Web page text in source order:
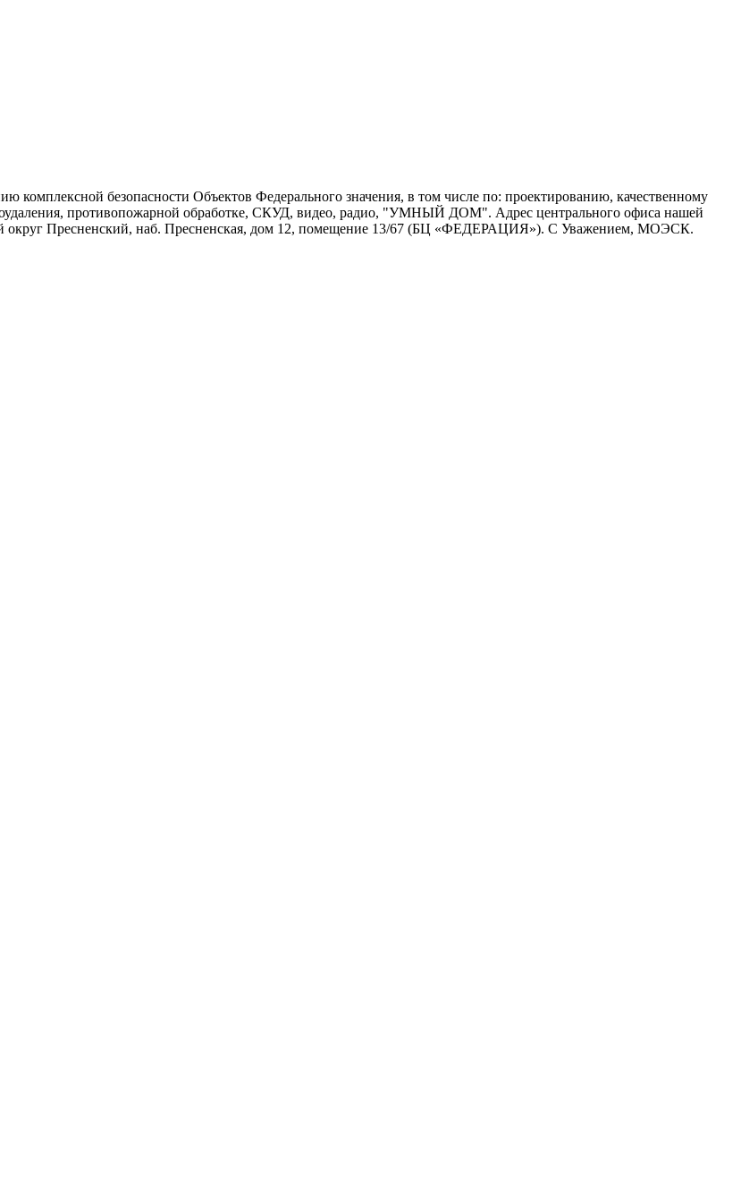
безопасности Объектов Федерального значения, в том числе по: проектированию, качественному
противопожарной обработке, СКУД, видео, радио, "УМНЫЙ ДОМ". Адрес центрального офиса нашей
Пресненский, наб. Пресненская, дом 12, помещение 13/67 (БЦ «ФЕДЕРАЦИЯ»). С Уважением, МОЭСК.